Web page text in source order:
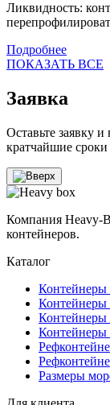
Ликвидность:
Подробнее
ПОКАЗАТЬ ВСЕ
Заявка
Оставьте заявку
кратчайшие сроки
Компания Heavy-
контейнеров.
Каталог
Контейнеры
Контейнеры
Контейнеры
Контейнеры
Размеры